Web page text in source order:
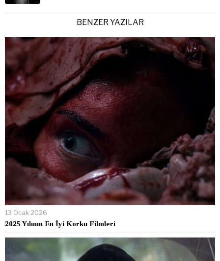
BENZER YAZILAR
13 Ocak 2026
2025 Yılının En İyi Korku Filmleri